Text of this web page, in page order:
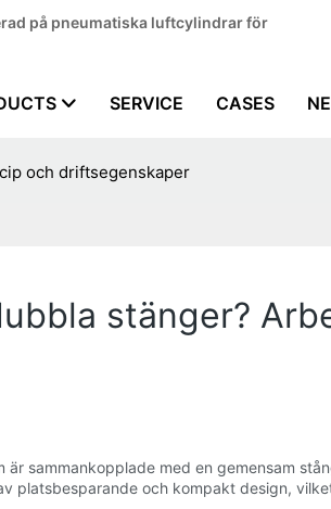
på pneumatiska luftcylindrar för
SERVICE CASES
och driftsegenskaper
stänger?
sammankopplade med en gemensam
platsbesparande och kompakt design,